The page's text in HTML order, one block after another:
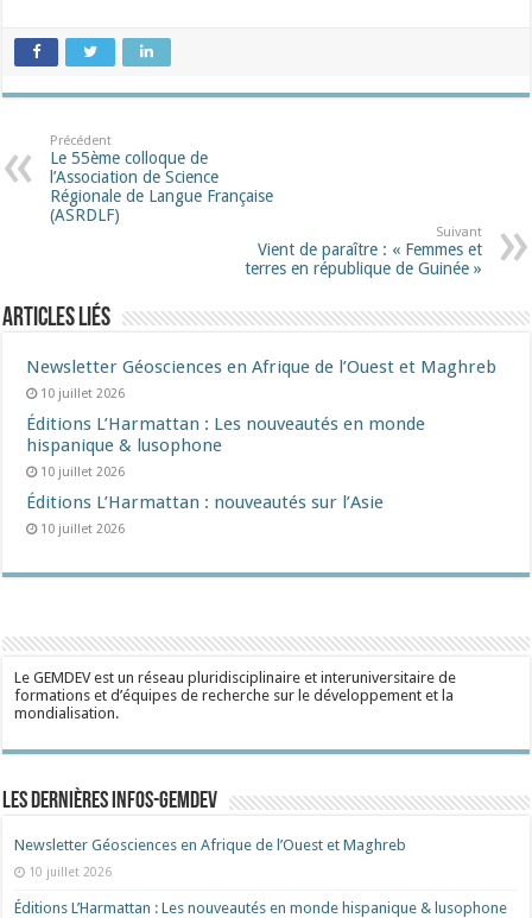
Précédent
Le 55ème colloque de
l’Association de Science
Régionale de Langue Française
(ASRDLF)
Suivant
Vient de paraître : « Femmes et
terres en république de Guinée »
Articles liés
Newsletter Géosciences en Afrique de l’Ouest et Maghreb
10 juillet 2026
Éditions L’Harmattan : Les nouveautés en monde
hispanique & lusophone
10 juillet 2026
Éditions L’Harmattan : nouveautés sur l’Asie
10 juillet 2026
Le GEMDEV est un réseau pluridisciplinaire et interuniversitaire de
formations et d’équipes de recherche sur le développement et la
mondialisation.
Les dernières Infos-Gemdev
Newsletter Géosciences en Afrique de l’Ouest et Maghreb
10 juillet 2026
Éditions L’Harmattan : Les nouveautés en monde hispanique & lusophone